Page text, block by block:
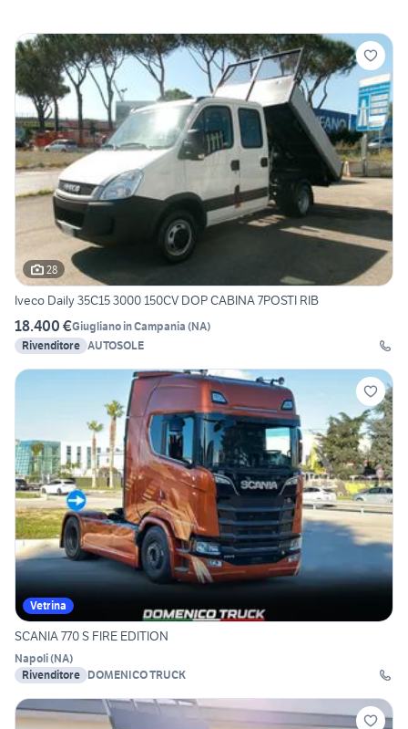
28
Iveco Daily 35C15 3000 150CV DOP CABINA 7POSTI RIB
18.400 €Giugliano in Campania (NA)
Rivenditore AUTOSOLE
Vetrina
SCANIA 770 S FIRE EDITION
Napoli(NA)
Rivenditore DOMENICO TRUCK